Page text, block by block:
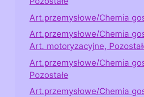
Art.przemysłowe/Chemia
Art.przemysłowe/Chemia
Art. motoryzacyjne,
Art.przemysłowe/Chemia
Pozostałe
Art.przemysłowe/Chemia